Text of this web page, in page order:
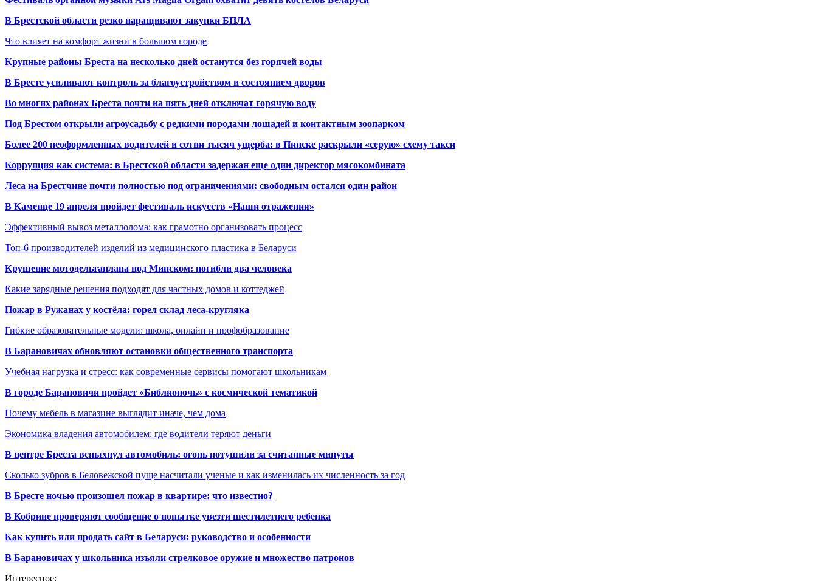
В Брестской области резко наращивают закупки БПЛА
Что влияет на комфорт жизни в большом городе
Крупные районы Бреста на несколько дней останутся без горячей воды
В Бресте усиливают контроль за благоустройством и состоянием дворов
Во многих районах Бреста почти на пять дней отключат горячую воду
Под Брестом открыли агроусадьбу с редкими породами лошадей и контактным зоопарком
Более 200 неоформленных водителей и сотни тысяч ущерба: в Пинске раскрыли «серую» схему такси
Коррупция как система: в Брестской области задержан еще один директор мясокомбината
Леса на Брестчине почти полностью под ограничениями: свободным остался один район
В Каменце 19 апреля пройдет фестиваль искусств «Наши отражения»
Эффективный вывоз металлолома: как грамотно организовать процесс
Топ-6 производителей изделий из медицинского пластика в Беларуси
Крушение мотодельтаплана под Минском: погибли два человека
Какие зарядные решения подходят для частных домов и коттеджей
Пожар в Ружанах у костёла: горел склад леса-кругляка
Гибкие образовательные модели: школа, онлайн и профобразование
В Барановичах обновляют остановки общественного транспорта
Учебная нагрузка и стресс: как современные сервисы помогают школьникам
В городе Барановичи пройдет «Библионочь» с космической тематикой
Почему мебель в магазине выглядит иначе, чем дома
Экономика владения автомобилем: где водители теряют деньги
В центре Бреста вспыхнул автомобиль: огонь потушили за считанные минуты
Сколько зубров в Беловежской пуще насчитали ученые и как изменилась их численность за год
В Бресте ночью произошел пожар в квартире: что известно?
В Кобрине проверяют сообщение о попытке увезти шестилетнего ребенка
Как купить или продать сайт в Беларуси: руководство и особенности
В Барановичах у школьника изъяли стрелковое оружие и множество патронов
Интересное: